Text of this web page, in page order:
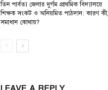
তিন পার্বত্য জেলার দুর্গম প্রাথমিক বিদ্যালয়ে
শিক্ষক সংকট ও অনিয়মিত পাঠদান: কারণ কী,
সমাধান কোথায়?